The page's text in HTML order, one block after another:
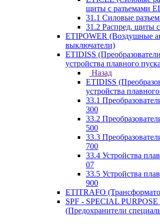
щиты с разъемами
31.1 Силовые
31.2 Распред. щиты
ETIPOWER (Воздушные
выключатели)
ETIDISS
устройства плавного
Назад
ETIDISS
устройства
33.1
300
33.2
500
33.3
700
33.4 Устройства
07
33.5 Устройства
900
ETITRAFO
SPF - SPECIAL PURPOSE
(Предохранители